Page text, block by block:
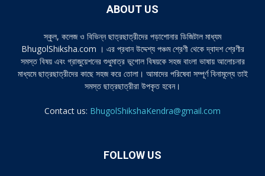
ABOUT US
স্কুল, কলেজ ও বিভিন্ন ছাত্রছাত্রীদের পড়াশোনার ডিজিটাল মাধ্যম
BhugolShiksha.com । এর প্রধান উদ্দেশ্য পঞ্চম শ্রেণী থেকে দ্বাদশ শ্রেণীর
সমস্ত বিষয় এবং গ্রাজুয়েশনের শুধুমাত্র ভূগোল বিষয়কে সহজ বাংলা ভাষায় আলোচনার
মাধ্যমে ছাত্রছাত্রীদের কাছে সহজ করে তোলা। আমাদের পরিষেবা সম্পূর্ণ বিনামূল্যে তাই
সমস্ত ছাত্রছাত্রীরা উপকৃত হবেন।
Contact us: BhugolShikshaKendra@gmail.com
FOLLOW US